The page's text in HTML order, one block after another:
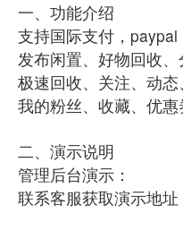
一、功能介绍
支持国际支付，paypal
发布闲置、好物回收
极速回收、关注、动
我的粉丝、收藏、优
二、演示说明
管理后台演示：
联系客服获取演示地址